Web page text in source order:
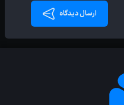
ارسال دیدگاه